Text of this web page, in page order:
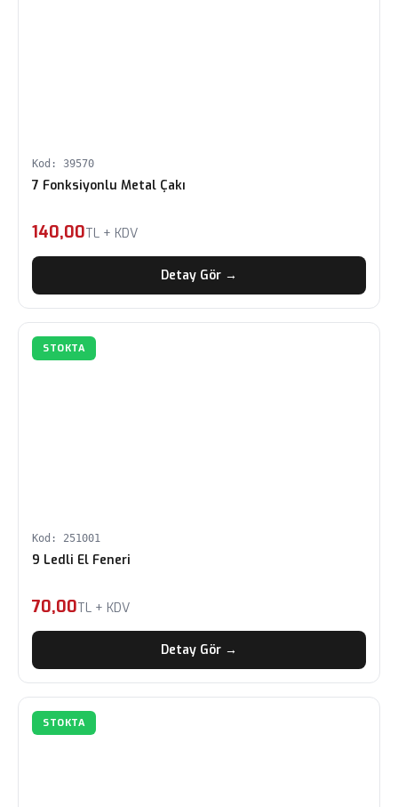
Kod: 39570
7 Fonksiyonlu Metal Çakı
140,00TL + KDV
Detay Gör →
STOKTA
Kod: 251001
9 Ledli El Feneri
70,00TL + KDV
Detay Gör →
STOKTA